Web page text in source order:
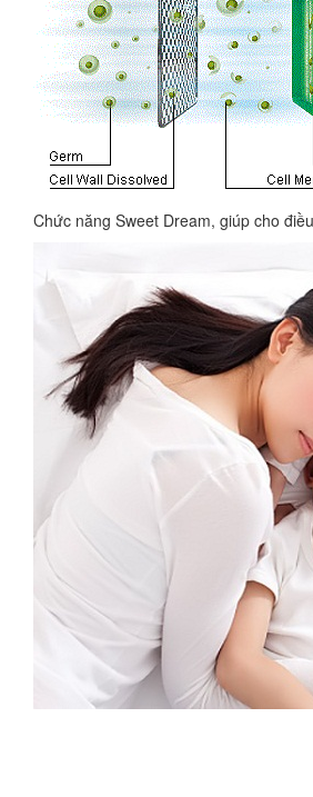
Chức năng Sweet Dream, giúp cho